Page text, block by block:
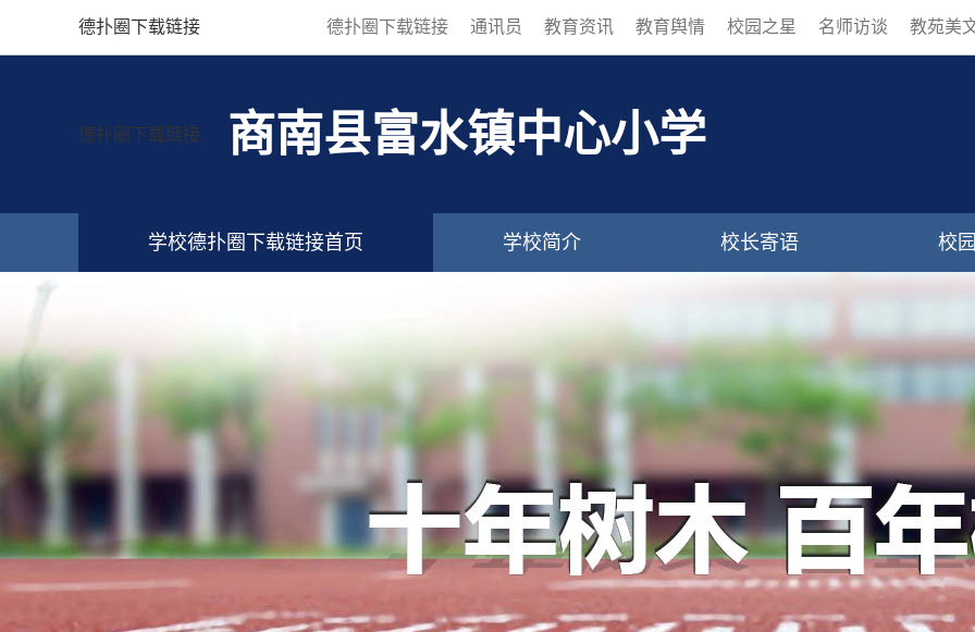
德扑圈下载链接 德扑圈下载链接 通讯员 教育资讯 教育舆情 校园之星 名师访谈 教苑美
德扑圈下载链接 商南县富水镇中心小学
学校德扑圈下载链接首页 学校简介 校长寄语 校